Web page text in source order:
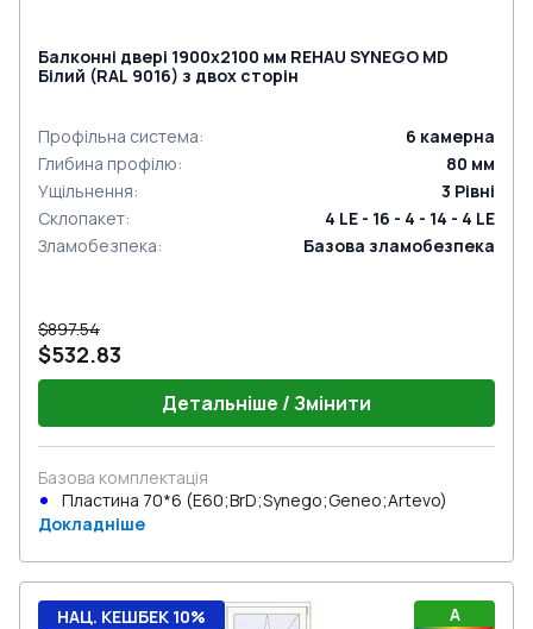
Балконні двері 1900x2100 мм REHAU SYNEGO MD
Білий (RAL 9016) з двох сторін
Профільна система: 6 камерна
Глибина профілю: 80 мм
Ущільнення: 3 Рівні
Склопакет:
4 LE - 16 - 4 - 14 - 4 LE
Зламобезпека: Базова зламобезпека
$897.54
$532.83
Детальніше / Змінити
Базова комплектація
Пластина 70*6 (E60;BrD;Synego;Geneo;Artevo)
Докладніше
A
НАЦ. КЕШБЕК 10%